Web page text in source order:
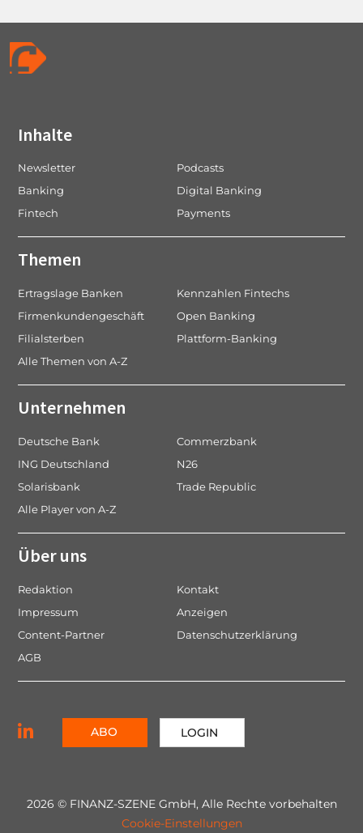
Inhalte
Newsletter
Podcasts
Banking
Digital Banking
Fintech
Payments
Themen
Ertragslage Banken
Kennzahlen Fintechs
Firmenkundengeschäft
Open Banking
Filialsterben
Plattform-Banking
Alle Themen von A-Z
Unternehmen
Deutsche Bank
Commerzbank
ING Deutschland
N26
Solarisbank
Trade Republic
Alle Player von A-Z
Über uns
Redaktion
Kontakt
Impressum
Anzeigen
Content-Partner
Datenschutzerklärung
AGB
ABO LOGIN
2026 © FINANZ-SZENE GmbH, Alle Rechte vorbehalten
Cookie-Einstellungen